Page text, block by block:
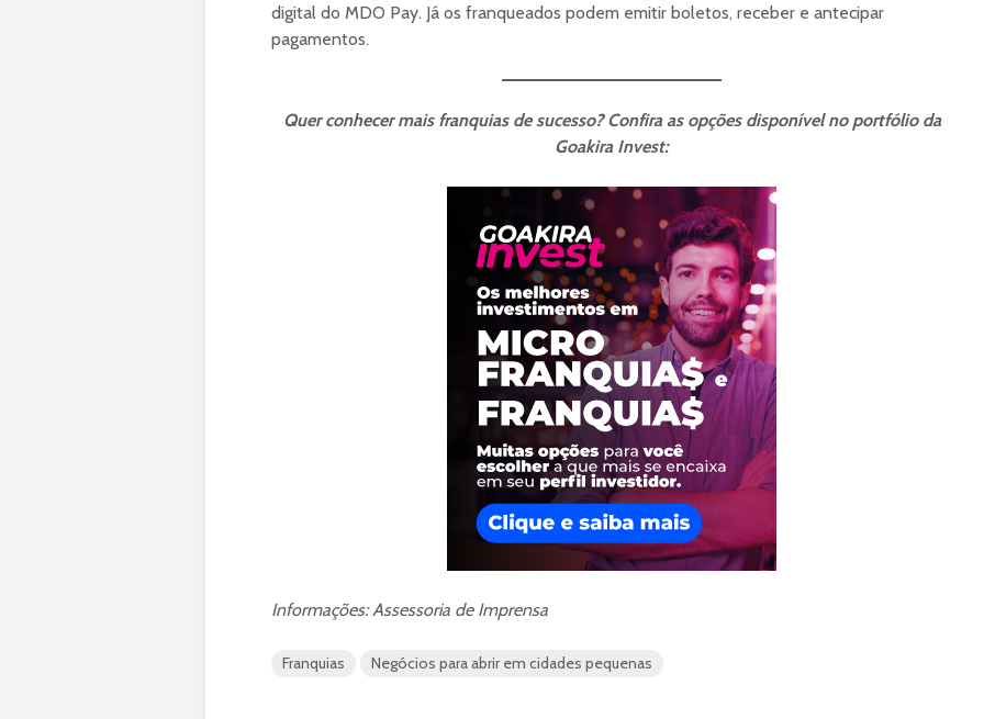
digital do MDO Pay. Já os franqueados podem emitir boletos, receber e antecipar
pagamentos.
Quer conhecer mais franquias de sucesso? Confira as opções disponível no portfólio da
Goakira Invest:
Informações: Assessoria de Imprensa
Franquias Negócios para abrir em cidades pequenas